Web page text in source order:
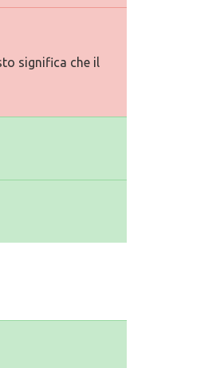
significa che il